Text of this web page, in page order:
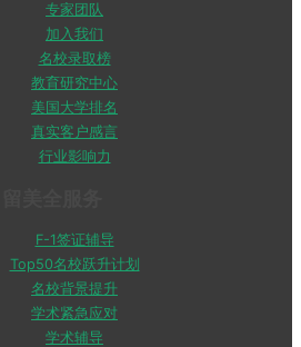
专家团队
加入我们
名校录取榜
教育研究中心
美国大学排名
真实客户感言
行业影响力
F-1签证辅导
Top50名校跃升计划
名校背景提升
学术紧急应对
学术辅导